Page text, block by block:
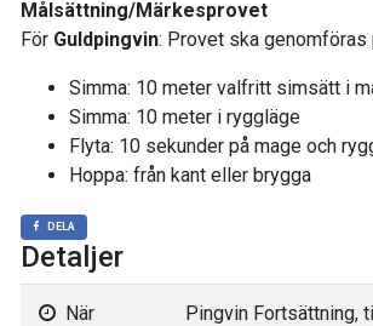
Målsättning/Märkesprovet
För Guldpingvin: Provet ska genomföras
Simma: 10 meter valfritt simsätt i
Simma: 10 meter i ryggläge
Flyta: 10 sekunder på mage och
Hoppa: från kant eller brygga
DELA
Detaljer
När
Pingvin Fortsättning,